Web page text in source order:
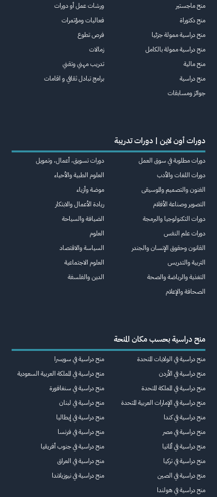
منح ماجستير
منح دكتوراة
منح دراسية ممولة جزئيا
منح دراسية ممولة بالكامل
منح مالية
منح دراسية
جوائز ومسابقات
ورشات عمل أو دورات
فعاليات ومؤتمرات
فرص تطوع
زمالات
تدريب مهني وتقني
برامج تبادل ثقافي و اقامات
دورات أون لاين | دورات تدريبة
دورات مطلوبة في سوق العمل
دورات اللغات والأدب
الفنون والتصميم والموسيقى
التصوير وصناعة الأفلام
دورات التكنولوجيا والبرمجة
دورات علم النفس
القانون وحقوق الإنسان والجندر
التربية والتدريس
التغذية والرياضة والصحة
الصحافة والإعلام
دورات تسويق، أعمال، وتمويل
العلوم الطبية والأحياء
موضة وأزياء
ريادة الأعمال والابتكار
الضيافة والسياحة
العلوم
السياسة والاقتصاد
العلوم الاجتماعية
الدين والفلسفة
منح دراسية بحسب مكان المنحة
منح دراسية في الولايات المتحدة
منح دراسية في الأردن
منح دراسية في المملكة المتحدة
منح دراسية في الإمارات العربية المتحدة
منح دراسية في كندا
منح دراسية في مصر
منح دراسية في ألمانيا
منح دراسية في تركيا
منح دراسية في الصين
منح دراسية في هولندا
منح دراسية في سويسرا
منح دراسية في المملكة العربية السعودية
منح دراسية في سنغافورة
منح دراسية في لبنان
منح دراسية في إيطاليا
منح دراسية في فرنسا
منح دراسية في جنوب أفريقيا
منح دراسية في العراق
منح دراسية في نيوزيلاندا